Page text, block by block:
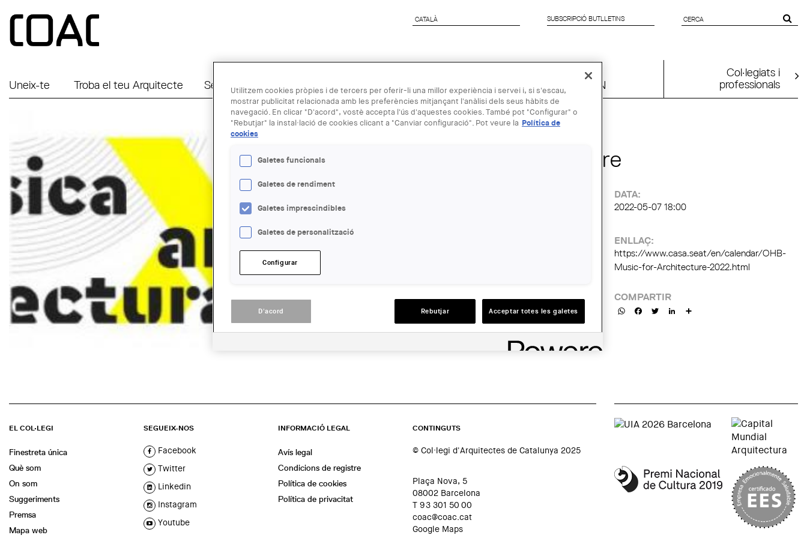
CATALÀ
CATALÀ SUBSCRIPCIÓ BUTLLETINS
DE CERCA
Uneix-te Troba el teu Arquitecte Serveis a Empreses Agenda Arquitectura Next Generation UIA2026BCN
Col·legiats i
professionals
07 MAI
Music x Architecture
DATA:
2022-05-07 18:00
ENLLAÇ:
https://www.casa.seat/en/calendar/OHB-
Music-for-Architecture-2022.html
COMPARTIR
WhatsAppFacebookTwitterLinkedIn
EL COL·LEGI
Finestreta única
Què som
On som
Suggeriments
Premsa
Mapa web
SEGUEIX-NOS
Facebook
Twitter
Linkedin
Instagram
Youtube
INFORMACIÓ LEGAL
Avís legal
Condicions de registre
Política de cookies
Política de privacitat
CONTINGUTS
© Col·legi d'Arquitectes de Catalunya 2025
Plaça Nova, 5
08002 Barcelona
T 93 301 50 00
coac@coac.cat
Google Maps
Utilitzem cookies pròpies i de tercers per oferir-li una millor experiència i servei i, si s'escau,
mostrar publicitat relacionada amb les preferències mitjançant l'anàlisi dels seus hàbits de
navegació. En clicar "D'acord", vostè accepta l'ús d'aquestes cookies. També pot "Configurar" o
"Rebutjar" la instal·lació de cookies clicant a "Canviar configuració". Pot veure la Política de
cookies
Galetes funcionals
Galetes de rendiment
Galetes imprescindibles
Galetes de personalització
Configurar
D'acord Rebutjar Acceptar totes les galetes